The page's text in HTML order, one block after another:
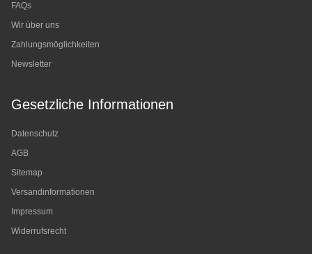
FAQs
Wir über uns
Zahlungsmöglichkeiten
Newsletter
Gesetzliche Informationen
Datenschutz
AGB
Sitemap
Versandinformationen
Impressum
Widerrufsrecht